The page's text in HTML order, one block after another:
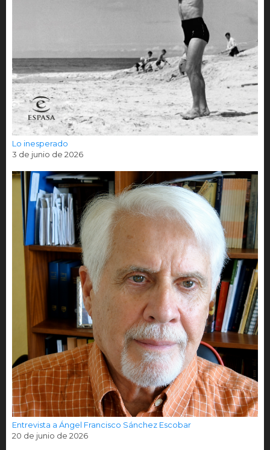
Lo inesperado
3 de junio de 2026
Entrevista a Ángel Francisco Sánchez Escobar
20 de junio de 2026